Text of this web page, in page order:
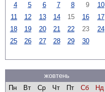
4
5 6 7 8 9
10
11
12 13 14 15 16
17
18
19 20 21 22 23
24
25
26 27 28 29 30
жовтень
Пн
Вт Ср Чт Пт Сб
Нд